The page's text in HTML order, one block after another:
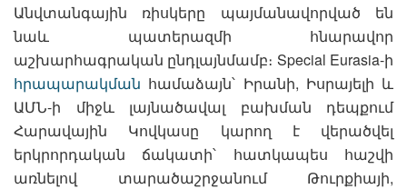
Անվտանգային ռիսկերը պայմանավորված են
նաև պատերազմի հնարավոր
աշխարհագրական ընդլայնմամբ։ Special Eurasia-ի
հրապարակման համաձայն՝ Իրանի, Իսրայելի և
ԱՄՆ-ի միջև լայնածավալ բախման դեպքում
Հարավային Կովկասը կարող է վերածվել
երկրորդական ճակատի՝ հատկապես հաշվի
առնելով տարածաշրջանում Թուրքիայի,